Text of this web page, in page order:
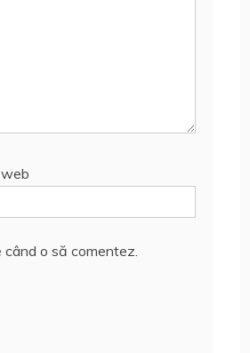
o să comentez.